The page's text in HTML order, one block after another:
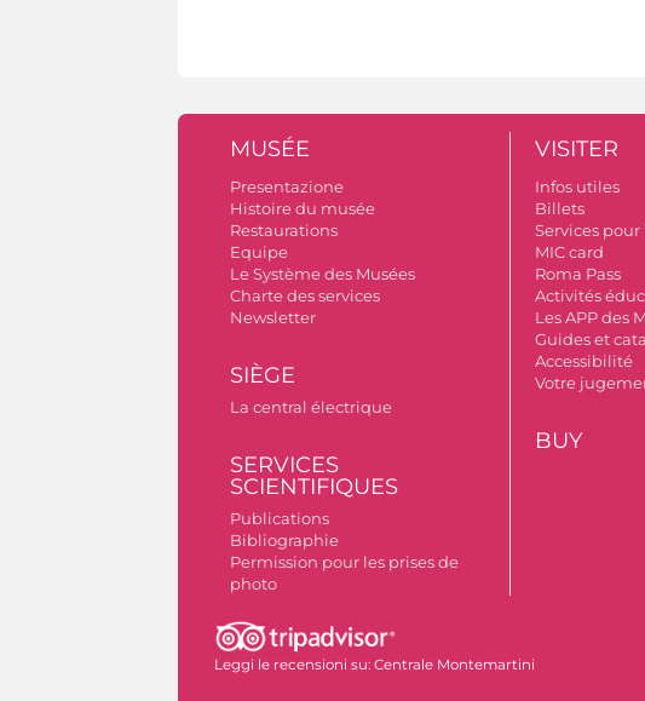
MUSÉE
Presentazione
Histoire du musée
Restaurations
Equipe
Le Système des Musées
Charte des services
Newsletter
SIÈGE
La central électrique
SERVICES
SCIENTIFIQUES
Publications
Bibliographie
Permission pour les prises de
photo
VISITER
Infos utiles
Billets
Services pour
MIC card
Roma Pass
Activités
Les APP des
Guides et
Accessibilité
Votre
BUY
Leggi le recensioni su: Centrale Montemartini